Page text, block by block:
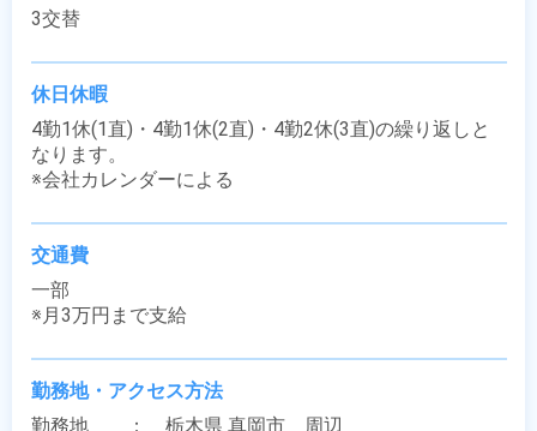
3交替
休日休暇
4勤1休(1直)・4勤1休(2直)・4勤2休(3直)の繰り返しと
なります。
※会社カレンダーによる
交通費
一部
※月3万円まで支給
勤務地・アクセス方法
勤務地　　：　栃木県 真岡市　周辺